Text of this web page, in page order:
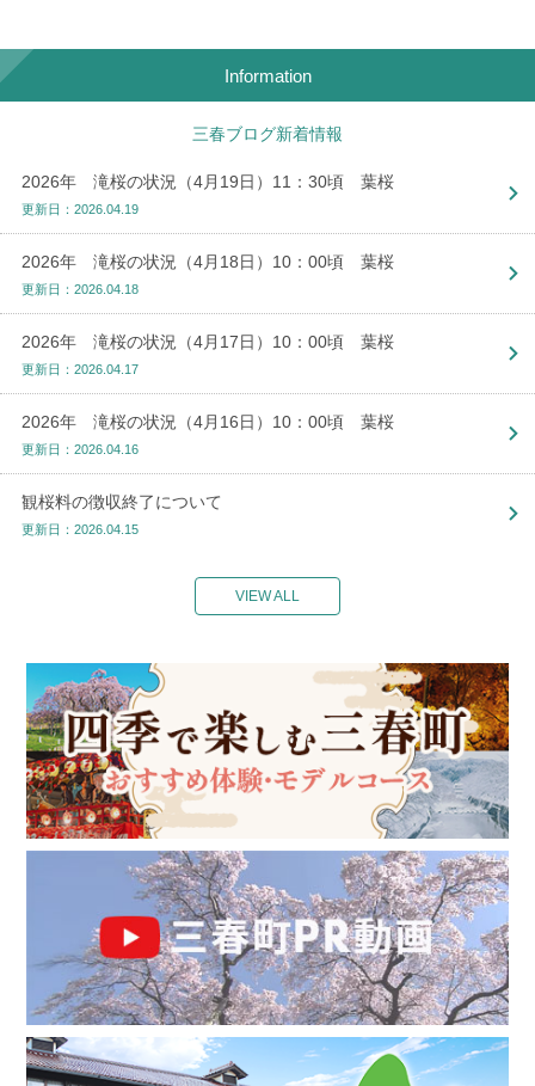
Information
三春ブログ新着情報
2026年 滝桜の状況（4月19日）11：30頃 葉桜
更新日：2026.04.19
2026年 滝桜の状況（4月18日）10：00頃 葉桜
更新日：2026.04.18
2026年 滝桜の状況（4月17日）10：00頃 葉桜
更新日：2026.04.17
2026年 滝桜の状況（4月16日）10：00頃 葉桜
更新日：2026.04.16
観桜料の徴収終了について
更新日：2026.04.15
VIEW ALL